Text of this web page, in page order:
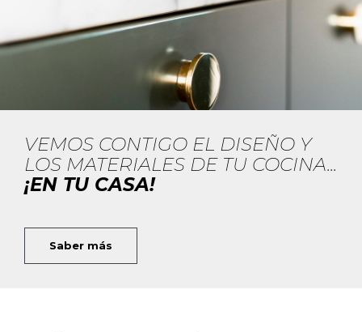
VEMOS CONTIGO EL DISEÑO Y
LOS MATERIALES DE TU COCINA...
¡EN TU CASA!
Saber más